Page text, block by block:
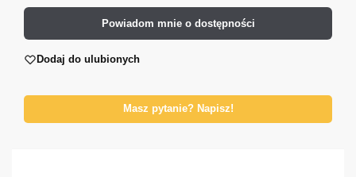
Powiadom mnie o dostępności
Dodaj do ulubionych
Masz pytanie? Napisz!